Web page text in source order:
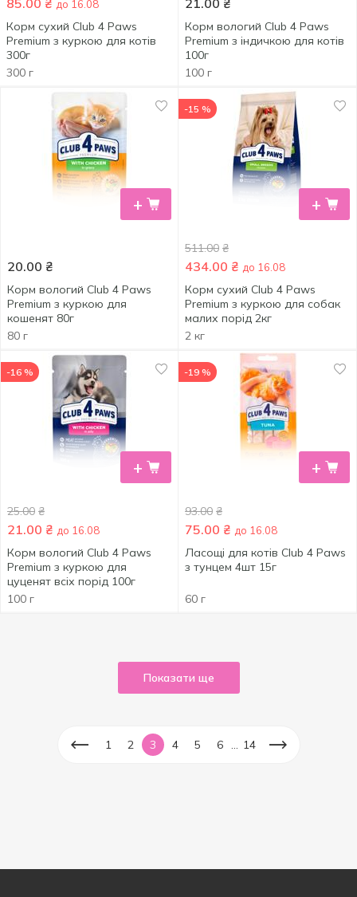
85.00 ₴ до 16.08
Корм сухий Club 4 Paws
Premium з куркою для котів
300г
300 г
21.00 ₴
Корм вологий Club 4 Paws
Premium з індичкою для котів
100г
100 г
+
20.00 ₴
Корм вологий Club 4 Paws
Premium з куркою для
кошенят 80г
80 г
+
-15 %
511.00 ₴
434.00 ₴ до 16.08
Корм сухий Club 4 Paws
Premium з куркою для собак
малих порід 2кг
2 кг
+
-16 %
25.00 ₴
21.00 ₴ до 16.08
Корм вологий Club 4 Paws
Premium з куркою для
цуценят всіх порід 100г
100 г
+
-19 %
93.00 ₴
75.00 ₴ до 16.08
Ласощі для котів Club 4 Paws
з тунцем 4шт 15г
60 г
Показати ще
1 2 3 4 5 6 14